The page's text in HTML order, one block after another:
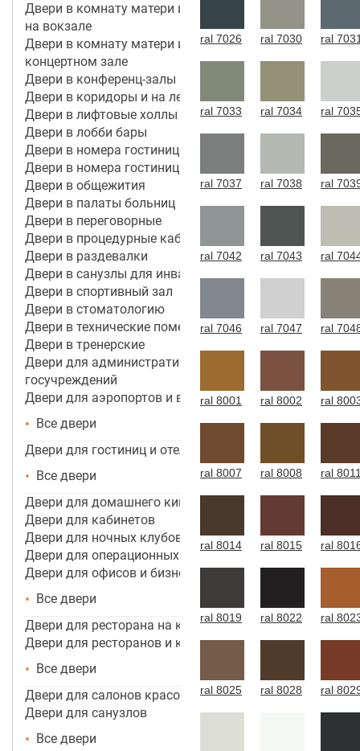
Двери в комнату матери и ребенка в аэропорту,
на вокзале
Двери в комнату матери и ребенка в кинотеатре,
концертном зале
Двери в конференц-залы
Двери в коридоры и на лестничные марши
Двери в лифтовые холлы
Двери в лобби бары
Двери в номера гостиницы 3*
Двери в номера гостиницы 4*-5*
Двери в общежития
Двери в палаты больниц
Двери в переговорные
Двери в процедурные кабинеты
Двери в раздевалки
Двери в санузлы для инвалидов
Двери в спортивный зал
Двери в стоматологию
Двери в технические помещения
Двери в тренерские
Двери для административных зданий и
госучреждений
Двери для аэропортов и вокзалов
Все двери
Двери для гостиниц и отелей
Все двери
Двери для домашнего кинотеатра
Двери для кабинетов
Двери для ночных клубов
Двери для операционных
Двери для офисов и бизнес центров
Все двери
Двери для ресторана на кухню
Двери для ресторанов и кафе
Все двери
Двери для салонов красоты
Двери для санузлов
Все двери
ral 7026 ral 7030 ral
ral 7033 ral 7034 ral
ral 7037 ral 7038 ral
ral 7042 ral 7043 ral
ral 7046 ral 7047 ral
ral 8001 ral 8002 ral
ral 8007 ral 8008 ral
ral 8014 ral 8015 ral
ral 8019 ral 8022 ral
ral 8025 ral 8028 ral